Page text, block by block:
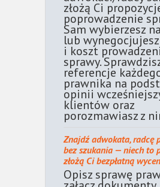
złożą Ci
poprowadzenie
Sam wybierzesz
lub
i koszt
sprawy.
referencje
prawnika na
opinii
klientów oraz
porozmawiasz z
Znajdź adwokata, radcę
bez szukania — niech to
złożą Ci bezpłatną
Opisz sprawę